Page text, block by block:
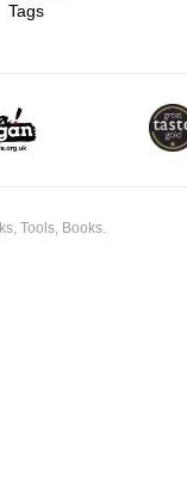
Tags
Tools, Books.